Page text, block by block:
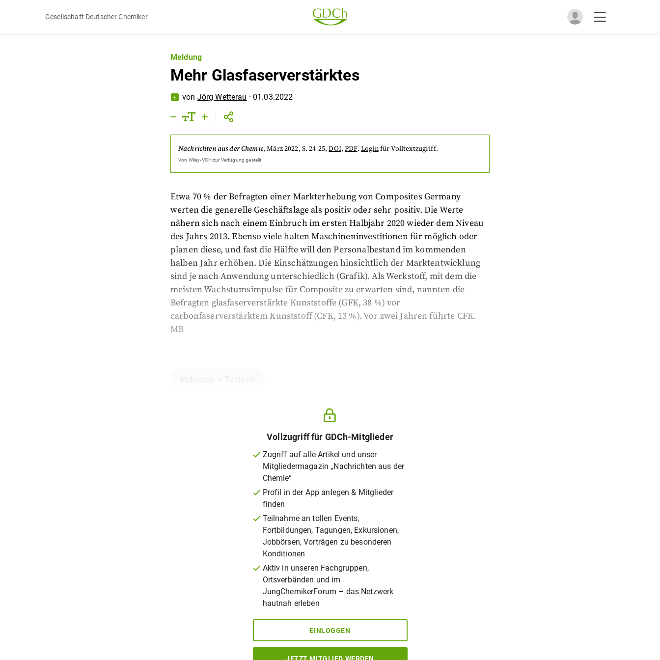
Gesellschaft Deutscher Chemiker
Meldung
Mehr Glasfaserverstärktes
von Jörg Wetterau ·01.03.2022
Nachrichten aus der Chemie,März 2022, S. 24-25,DOI,PDF. Loginfür Volltextzugriff.
Von Wiley-VCHzur Verfügung gestellt
Etwa 70 % der Befragten einer Markterhebung von Composites Germany
werten die generelle Geschäftslage als positiv oder sehr positiv. Die Werte
nähern sich nach einem Einbruch im ersten Halbjahr 2020 wieder dem Niveau
des Jahrs 2013. Ebenso viele halten Maschineninvestitionen für möglich oder
planen diese, und fast die Hälfte will den Personalbestand im kommenden
halben Jahr erhöhen. Die Einschätzungen hinsichtlich der Marktentwicklung
sind je nach Anwendung unterschiedlich (Grafik). Als Werkstoff, mit dem die
meisten Wachstumsimpulse für Composite zu erwarten sind, nannten die
Befragten glasfaserverstärkte Kunststoffe (GFK, 38 %) vor
carbonfaserverstärktem Kunststoff (CFK, 13 %). Vor zwei Jahren führte CFK.
MB
Vollzugriff für GDCh-Mitglieder
Zugriff auf alle Artikel und unser
Mitgliedermagazin „Nachrichten aus der
Chemie“
Profil in der App anlegen & Mitglieder
finden
Teilnahme an tollen Events,
Fortbildungen, Tagungen, Exkursionen,
Jobbörsen, Vorträgen zu besonderen
Konditionen
Aktiv in unseren Fachgruppen,
Ortsverbänden und im
JungChemikerForum – das Netzwerk
hautnah erleben
EINLOGGEN
JETZT MITGLIED WERDEN